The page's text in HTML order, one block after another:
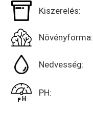
Kiszerelés:
Növényforma:
Nedvesség:
PH: